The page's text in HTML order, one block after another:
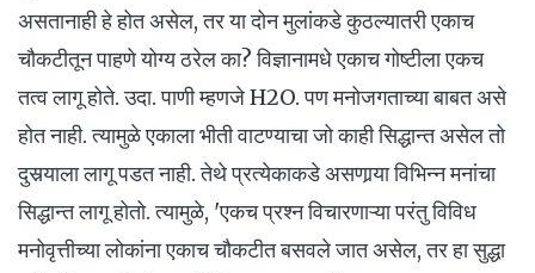
असतानाही हे होत असेल, तर या दोन मुलांकडे कुठल्यातरी एकाच
चौकटीतून पाहणे योग्य ठरेल का? विज्ञानामधे एकाच गोष्टीला एकच
तत्व लागू होते. उदा. पाणी म्हणजे H2O. पण मनोजगताच्या बाबत असे
होत नाही. त्यामुळे एकाला भीती वाटण्याचा जो काही सिद्धान्त असेल तो
दुसर्‍याला लागू पडत नाही. तेथे प्रत्येकाकडे असणार्‍या विभिन्न मनांचा
सिद्धान्त लागू होतो. त्यामुळे, 'एकच प्रश्न विचारणाऱ्या परंतु विविध
मनोवृत्तीच्या लोकांना एकाच चौकटीत बसवले जात असेल, तर हा सुद्धा